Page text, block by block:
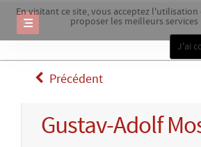
En visitant ce site, vous acceptez
proposer les meilleurs services
J'ai
Précédent
Gustav-Adolf